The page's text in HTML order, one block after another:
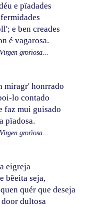
e pïadades
e ben creades
é vagarosa.
grorïosa...
miragr' honrrado
lo contado
faz mui guisado
pïadosa.
grorïosa...
eigreja
bẽeita seja,
quér que deseja
door dultosa